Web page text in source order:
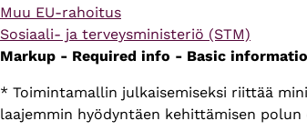
Muu EU-rahoitus
Sosiaali- ja terveysministeriö (STM)
Markup - Required info - Basic
* Toimintamallin julkaisemiseksi riittää
laajemmin hyödyntäen kehittämisen polun